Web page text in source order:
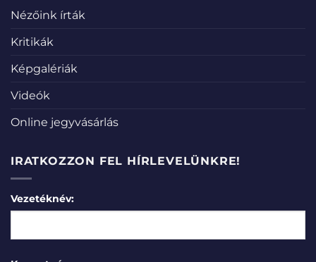
Nézőink írták
Kritikák
Képgalériák
Videók
Online jegyvásárlás
IRATKOZZON FEL HÍRLEVELÜNKRE!
Vezetéknév: